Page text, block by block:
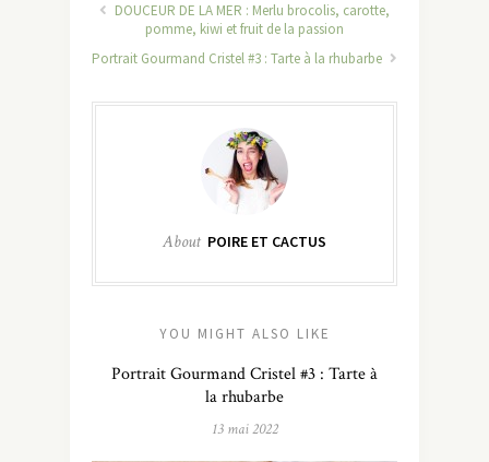
DOUCEUR DE LA MER : Merlu brocolis, carotte,
pomme, kiwi et fruit de la passion
Portrait Gourmand Cristel #3 : Tarte à la rhubarbe
About POIRE ET CACTUS
YOU MIGHT ALSO LIKE
Portrait Gourmand Cristel #3 : Tarte à
la rhubarbe
13 mai 2022